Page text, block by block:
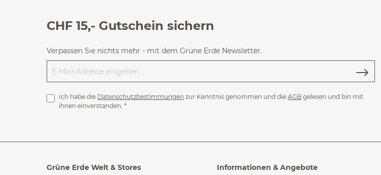
CHF 15,- Gutschein sichern
Verpassen Sie nichts mehr - mit dem Grüne Erde Newsletter.
Ich habe die Datenschutzbestimmungen zur Kenntnis genommen und die AGB gelesen und bin mit
ihnen einverstanden. *
Grüne Erde Welt & Stores Informationen & Angebote